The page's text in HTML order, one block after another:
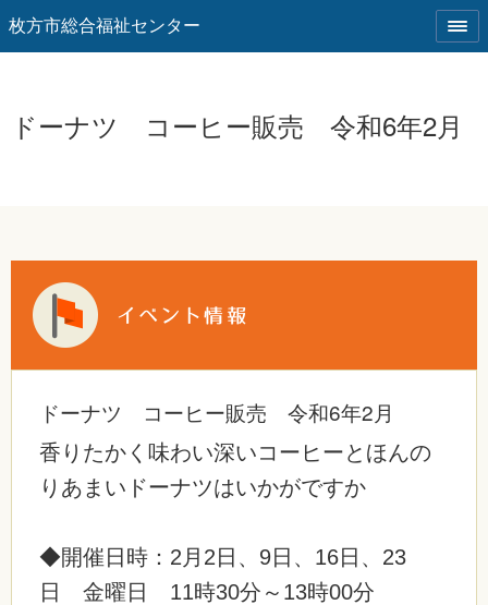
枚方市総合福祉センター
ドーナツ コーヒー販売 令和6年2月
ドーナツ コーヒー販売 令和6年2月
香りたかく味わい深いコーヒーとほんの
りあまいドーナツはいかがですか
◆開催日時：2月2日、9日、16日、23
日 金曜日 11時30分～13時00分